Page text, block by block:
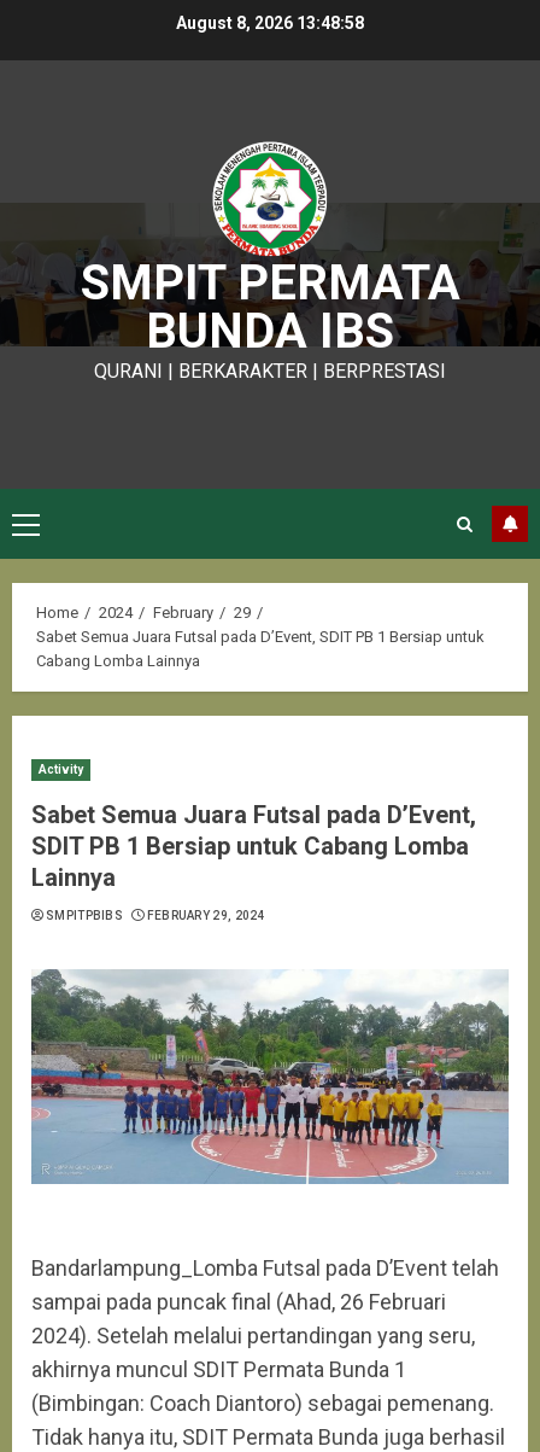
August 8, 2026 13:48:59
SMPIT PERMATA
BUNDA IBS
QURANI | BERKARAKTER | BERPRESTASI
Primary
Menu
Home 2024 February
29
Sabet Semua Juara Futsal pada D’Event, SDIT PB 1 Bersiap untuk
Cabang Lomba Lainnya
Activity
Sabet Semua Juara Futsal pada D’Event,
SDIT PB 1 Bersiap untuk Cabang Lomba
Lainnya
SMPITPBIBS FEBRUARY 29, 2024
Bandarlampung_Lomba Futsal pada D’Event telah
sampai pada puncak final (Ahad, 26 Februari
2024). Setelah melalui pertandingan yang seru,
akhirnya muncul SDIT Permata Bunda 1
(Bimbingan: Coach Diantoro) sebagai pemenang.
Tidak hanya itu, SDIT Permata Bunda juga berhasil